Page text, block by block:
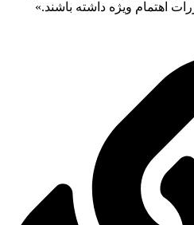
اهتمام ویژه داشته باشند.»